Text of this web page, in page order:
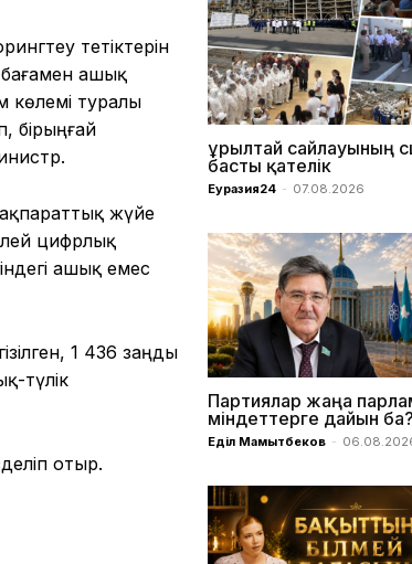
тетіктерін
ашық
көлемі туралы
бірыңғай
жүйе
цифрлық
ашық емес
1 436 заңды
түлік
отыр.
Құрылтай сайлауының
басты қателік
Еуразия24 - 07.08.2026
Партиялар жаңа
міндеттерге дайын ба?
Еділ Мамытбеков -